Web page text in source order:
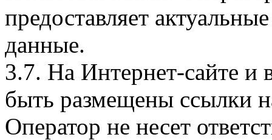
предоставляет
данные.
3.7. На Интернет-сайте
быть размещены ссылки
Оператор не несет